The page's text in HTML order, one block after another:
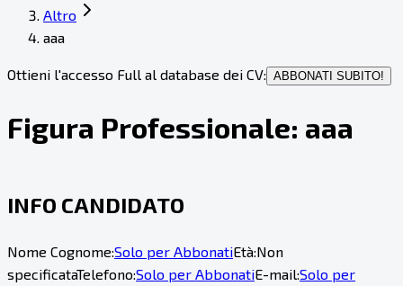
Altro
aaa
Ottieni l'accesso Full al database dei CV: ABBONATI SUBITO!
Figura Professionale: aaa
INFO CANDIDATO
Nome Cognome:Solo per AbbonatiEtà:Non
specificataTelefono:Solo per AbbonatiE-mail:Solo per